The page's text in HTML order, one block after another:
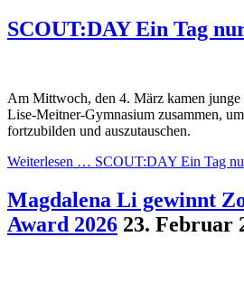
SCOUT:DAY Ein Tag
Am Mittwoch, den 4. März kamen junge
Lise-Meitner-Gymnasium zusammen,
fortzubilden und auszutauschen.
Weiterlesen … SCOUT:DAY Ein Tag
Magdalena Li gewinnt
Award 2026 23. Februar